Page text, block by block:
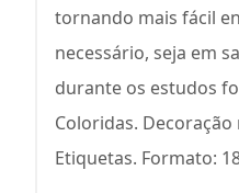
tornando mais fácil
necessário, seja em
durante os estudos
Coloridas. Decoração
Etiquetas. Formato: